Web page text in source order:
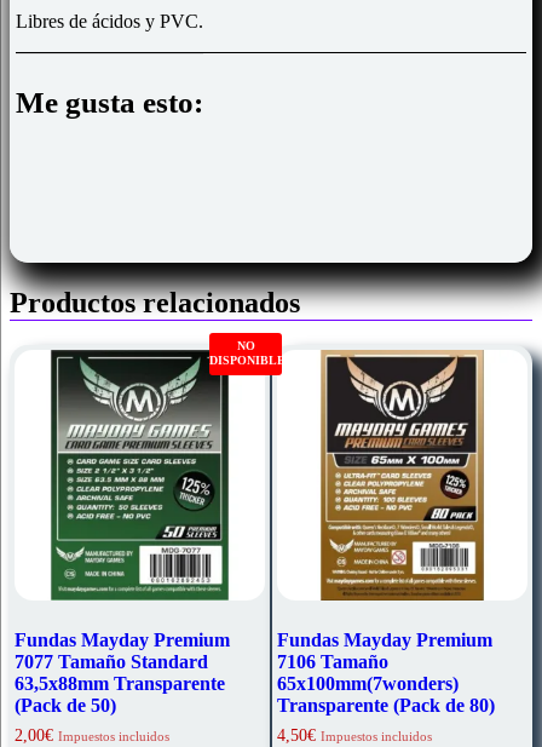
Libres de ácidos y PVC.
Me gusta esto:
Productos relacionados
NO
DISPONIBLE
Fundas Mayday Premium
7077 Tamaño Standard
63,5x88mm Transparente
(Pack de 50)
2,00€ Impuestos incluidos
Fundas Mayday Premium
7106 Tamaño
65x100mm(7wonders)
Transparente (Pack de 80)
4,50€ Impuestos incluidos